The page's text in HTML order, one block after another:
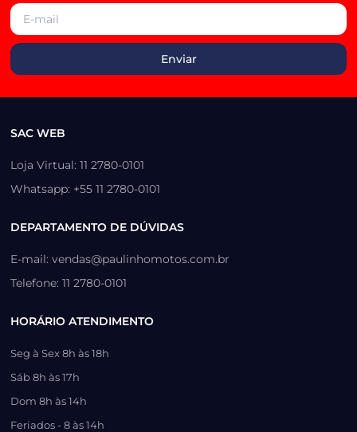
SAC WEB
Loja Virtual: 11 2780-0101
Whatsapp: +55 11 2780-0101
DEPARTAMENTO DE DÚVIDAS
E-mail: vendas@paulinhomotos.com.br
Telefone: 11 2780-0101
HORÁRIO ATENDIMENTO
Seg à Sex 8h às 18h
Sáb 8h às 17h
Dom 8h às 14h
Feriados - 8 às 14h